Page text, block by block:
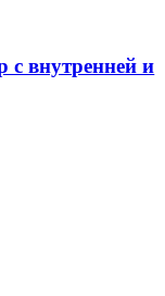
с внутренней и